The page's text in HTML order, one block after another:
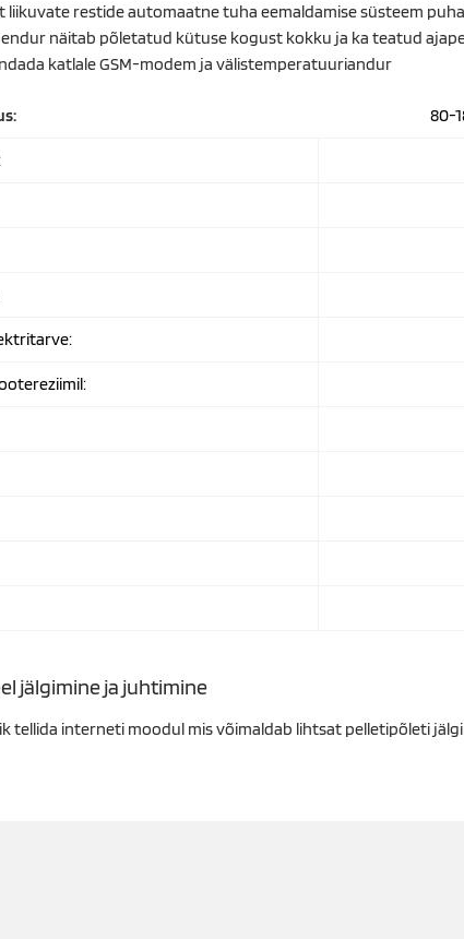
liikuvate restide automaatne tuha eemaldamise süsteem
näitab põletatud kütuse kogust kokku ja ka teatud
katlale GSM-modem ja välistemperatuuriandur
80-
jälgimine ja juhtimine
tellida interneti moodulmis võimaldab lihtsat pelletipõleti